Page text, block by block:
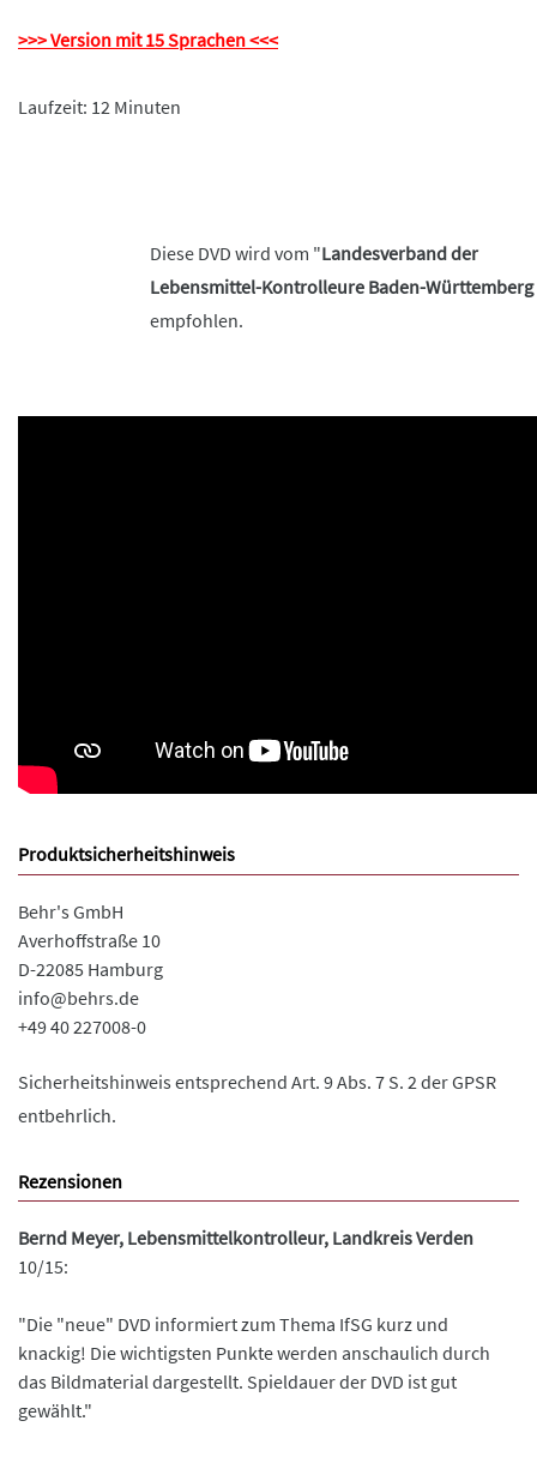
>>> Version mit 15 Sprachen <<<
Laufzeit: 12 Minuten
Diese DVD wird vom "Landesverband der
Lebensmittel-Kontrolleure Baden-Württemberg
empfohlen.
Produktsicherheitshinweis
Behr's GmbH
Averhoffstraße 10
D-22085 Hamburg
info@behrs.de
+49 40 227008-0
Sicherheitshinweis entsprechend Art. 9 Abs. 7 S. 2 der GPSR
entbehrlich.
Rezensionen
Bernd Meyer, Lebensmittelkontrolleur, Landkreis Verden
10/15:
"Die "neue" DVD informiert zum Thema IfSG kurz und
knackig! Die wichtigsten Punkte werden anschaulich durch
das Bildmaterial dargestellt. Spieldauer der DVD ist gut
gewählt."